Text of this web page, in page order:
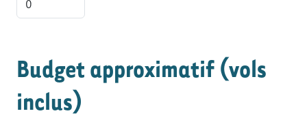
Budget approximatif (vols
inclus)